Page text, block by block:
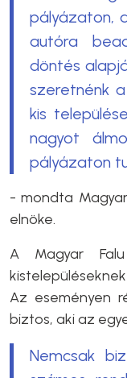
pályázaton,
autóra
döntés
szeretnénk
kis
nagyot
pályázaton
- mondta
elnöke.
A Magyar
Az eseményen
biztos, aki az
Nemcsak